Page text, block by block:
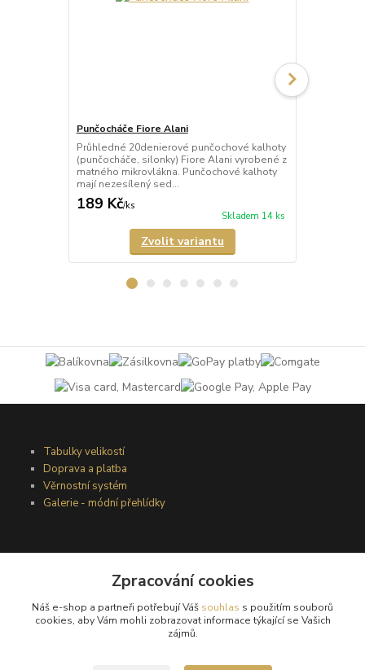
Punčocháče Fiore Alani
Průhledné 20denierové punčochové kalhoty
(punčocháče, silonky) Fiore Alani vyrobené z
matného mikrovlákna. Punčochové kalhoty
mají nezesílený sed...
189 Kč/ks
Skladem 14 ks
Zvolit variantu
Tabulky velikostí
Doprava a platba
Věrnostní systém
Galerie - módní přehlídky
Obchodní podmínky
Ochrana osobních údajů
Kontakty
Zpracování cookies
Náš e-shop a partneři potřebují Váš souhlas s použitím souborů
cookies, aby Vám mohli zobrazovat informace týkající se Vašich
zájmů.